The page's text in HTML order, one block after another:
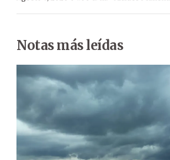
Notas más leídas